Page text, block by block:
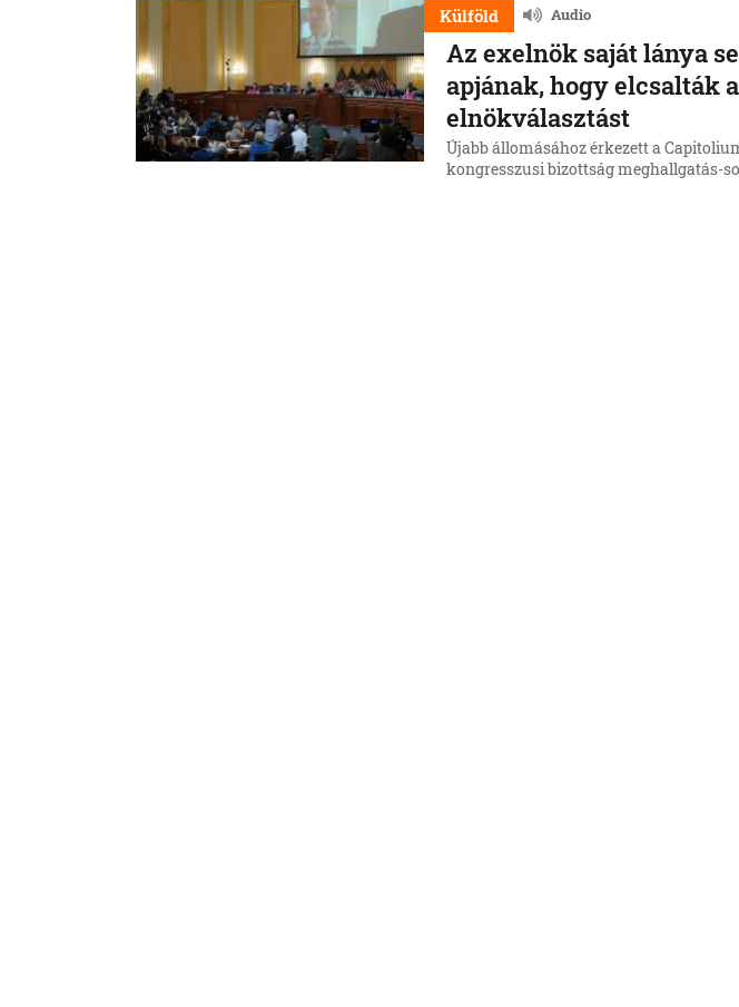
tartóztatták le, ott jelentkezett.
Külföld Audio
Az exelnök saját lánya
apjának, hogy elcsalták
elnökválasztást
Újabb állomásához érkezett a
kongresszusi bizottság meghallgatás-